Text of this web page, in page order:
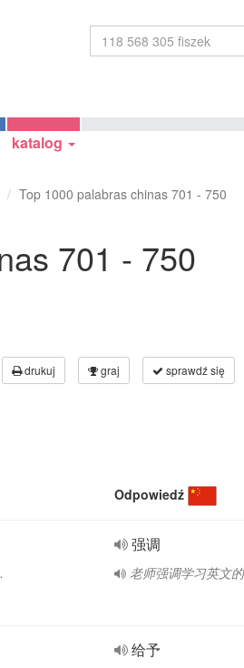
katalog
Top 1000 palabras chinas 701 - 750
701 - 750
drukuj graj sprawdź się
Odpowiedź
强调
老师强调学习英文
给予